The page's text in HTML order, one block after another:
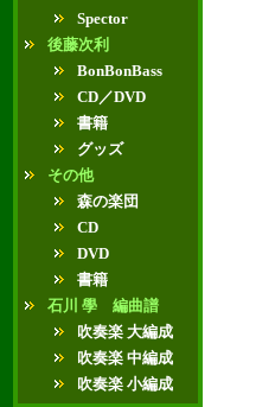
Spector
後藤次利
BonBonBass
CD／DVD
書籍
グッズ
その他
森の楽団
CD
DVD
書籍
石川 學 編曲譜
吹奏楽 大編成
吹奏楽 中編成
吹奏楽 小編成